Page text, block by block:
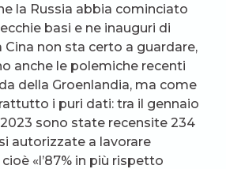
la Russia abbia cominciato
basi e ne inauguri di
Cina non sta certo a guardare,
anche le polemiche recenti
della Groenlandia, ma come
i puri dati: tra il gennaio
sono state recensite 234
autorizzate a lavorare
«l’87% in più rispetto